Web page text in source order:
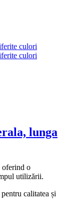
lunga
oferind o
utilizării.
calitatea și